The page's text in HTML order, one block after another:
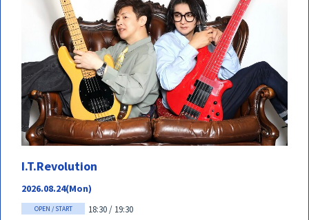
I.T.Revolution
2026.08.24(Mon)
OPEN / START 18:30 / 19:30